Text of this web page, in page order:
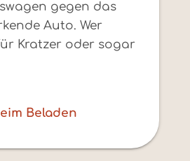
gegen das
Auto. Wer
Kratzer oder sogar
Beladen